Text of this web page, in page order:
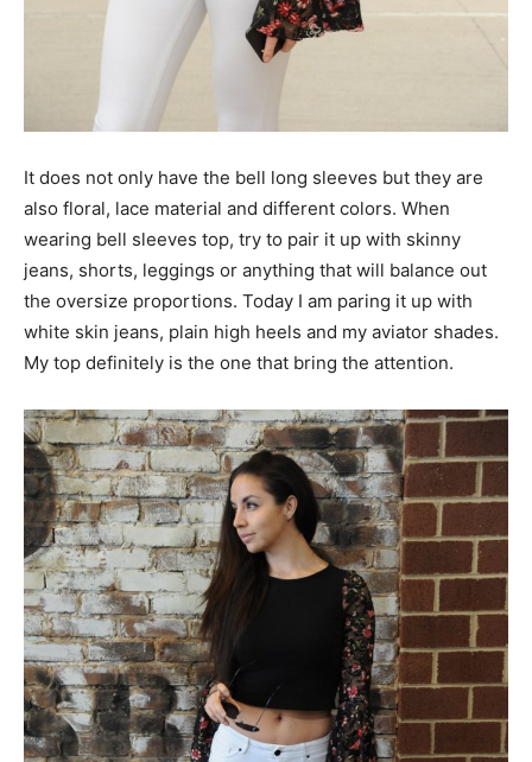
It does not only have the bell long sleeves but they are
also floral, lace material and different colors. When
wearing bell sleeves top, try to pair it up with skinny
jeans, shorts, leggings or anything that will balance out
the oversize proportions. Today I am paring it up with
white skin jeans, plain high heels and my aviator shades.
My top definitely is the one that bring the attention.